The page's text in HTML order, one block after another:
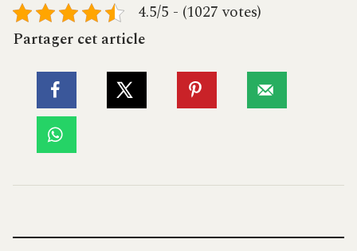
4.5/5 - (1027 votes)
Partager cet article